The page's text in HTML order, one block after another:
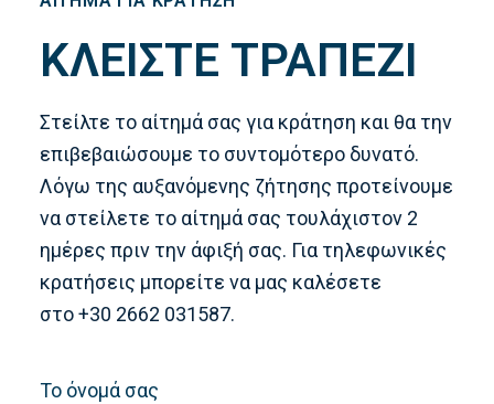
ΚΛΕΙΣΤΕ ΤΡΑΠΕΖΙ
Στείλτε το αίτημά σας για κράτηση και θα την
επιβεβαιώσουμε το συντομότερο δυνατό.
Λόγω της αυξανόμενης ζήτησης προτείνουμε
να στείλετε το αίτημά σας τουλάχιστον 2
ημέρες πριν την άφιξή σας. Για τηλεφωνικές
κρατήσεις μπορείτε να μας καλέσετε
στο+30 2662 031587.
Το όνομά σας